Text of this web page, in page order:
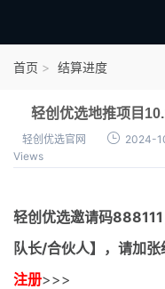
首页 结算进度
轻创优选地推项目
轻创优选官网 2024-
Views
轻创优选邀请码888111
队长/合伙人】，请加
注册>>>